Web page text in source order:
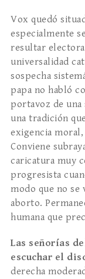
Vox quedó
especialmente
resultar
universalidad
sospecha
papa no habló
portavoz de una
una tradición
exigencia
Conviene
caricatura muy
progresista
modo que no se
aborto.
humana que
Las señorías
escuchar el
derecha